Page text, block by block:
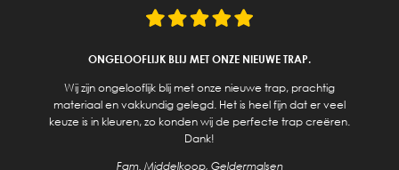
ONGELOOFLIJK BLIJ MET ONZE NIEUWE TRAP.
Wij zijn ongelooflijk blij met onze nieuwe trap, prachtig
materiaal en vakkundig gelegd. Het is heel fijn dat er veel
keuze is in kleuren, zo konden wij de perfecte trap creëren.
Dank!
Fam. Middelkoop, Geldermalsen